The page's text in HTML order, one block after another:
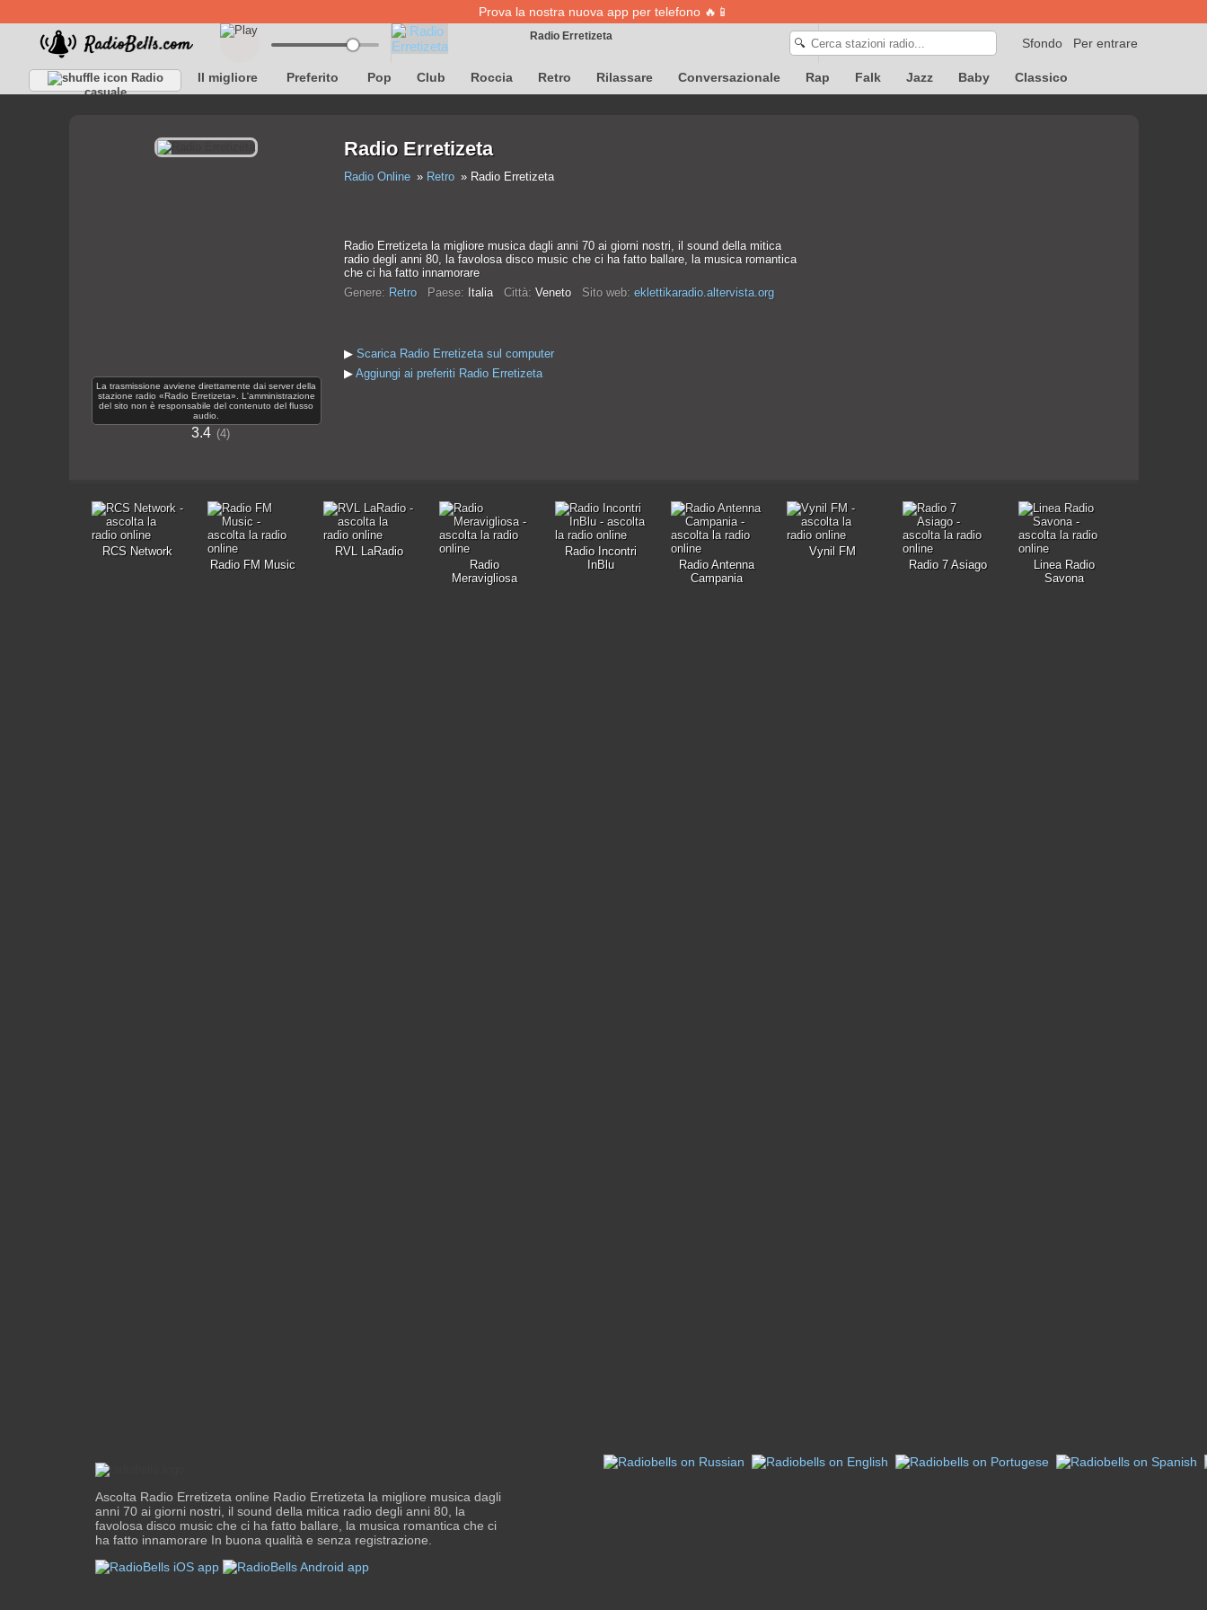
Prova la nostra nuova app per telefono 🔥📱
Per entrare
Sfondo
🔍
Radio Erretizeta
La definizione di canzoni è temporaneamente non disponibile
Radio
casuale
Il migliore Preferito Pop Club Roccia Retro Rilassare Conversazionale Rap Falk Jazz Baby Classico
La trasmissione avviene direttamente dai server della
stazione radio «Radio Erretizeta». L'amministrazione
del sito non è responsabile del contenuto del flusso
audio.
3.4 4
Radio Erretizeta
Radio Online Retro Radio Erretizeta
Radio Erretizeta la migliore musica dagli anni 70 ai giorni nostri, il sound della mitica
radio degli anni 80, la favolosa disco music che ci ha fatto ballare, la musica romantica
che ci ha fatto innamorare
Genere: Retro Paese: Italia Città: Veneto Sito web: eklettikaradio.altervista.org
▶ Scarica Radio Erretizeta sul computer
▶ Aggiungi ai preferiti Radio Erretizeta
RCS Network
Radio FM Music
RVL LaRadio
Radio
Meravigliosa
Radio Incontri
InBlu
Radio Antenna
Campania
Vynil FM
Radio 7 Asiago
Linea Radio
Savona
Ascolta Radio Erretizeta online Radio Erretizeta la migliore musica dagli
anni 70 ai giorni nostri, il sound della mitica radio degli anni 80, la
favolosa disco music che ci ha fatto ballare, la musica romantica che ci
ha fatto innamorare In buona qualità e senza registrazione.